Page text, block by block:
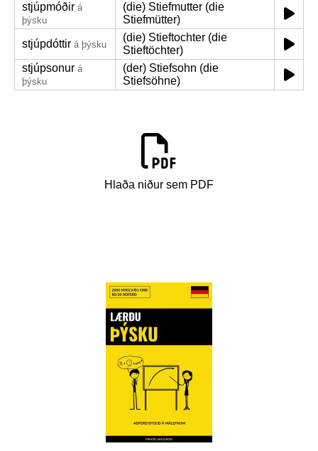
stjúpmóðir á
þýsku
(die) Stiefmutter (die
Stiefmütter)
stjúpdóttir á þýsku
(die) Stieftochter (die
Stieftöchter)
stjúpsonur á
þýsku
(der) Stiefsohn (die
Stiefsöhne)
Hlaða niður sem PDF